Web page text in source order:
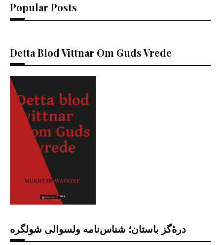
Popular Posts
Detta Blod Vittnar Om Guds Vrede
درۀگز باستان؛ شناس‌نامه ولسوالی شولگره